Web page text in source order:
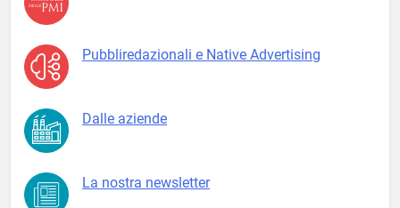
Pubbliredazionali e Native Advertising
Dalle aziende
La nostra newsletter